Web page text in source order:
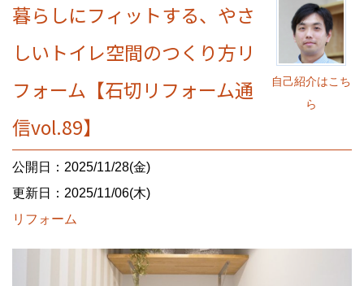
自己紹介はこち
ら
暮らしにフィットする、やさ
しいトイレ空間のつくり方リ
フォーム【石切リフォーム通
信vol.89】
公開日：2025/11/28(金)
更新日：2025/11/06(木)
リフォーム